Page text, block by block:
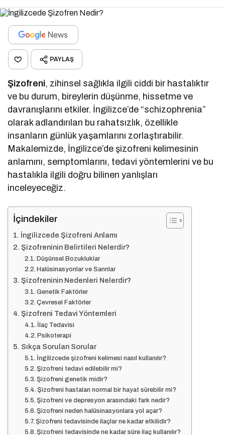
PAYLAŞ
Şizofreni, zihinsel sağlıkla ilgili ciddi bir hastalıktır
ve bu durum, bireylerin düşünme, hissetme ve
davranışlarını etkiler. İngilizce’de “schizophrenia”
olarak adlandırılan bu rahatsızlık, özellikle
insanların günlük yaşamlarını zorlaştırabilir.
Makalemizde, İngilizce’de şizofreni kelimesinin
anlamını, semptomlarını, tedavi yöntemlerini ve bu
hastalıkla ilgili doğru bilinen yanlışları
inceleyeceğiz.
İçindekiler
İngilizcede Şizofreni Anlamı
Şizofreninin Belirtileri Nelerdir?
Düşünsel Bozukluklar
Halüsinasyonlar ve Sanrılar
Şizofreninin Nedenleri Nelerdir?
Genetik Faktörler
Çevresel Faktörler
Şizofreni Tedavi Yöntemleri
İlaç Tedavisi
Psikoterapi
Sıkça Sorulan Sorular
İngilizcede şizofreni kelimesi nasıl kullanılır?
Şizofreni tedavi edilebilir mi?
Şizofreni genetik midir?
Şizofreni hastaları normal bir hayat sürebilir mi?
Şizofreni ve depresyon arasındaki fark nedir?
Şizofreni neden halüsinasyonlara yol açar?
Şizofreni tedavisinde ilaçlar ne kadar etkilidir?
Şizofreni tedavisinde ne kadar süre ilaç kullanılır?